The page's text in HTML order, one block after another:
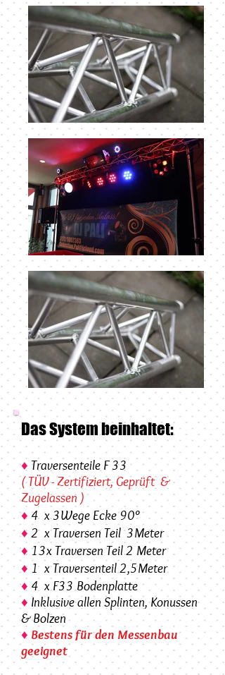
Das System beinhaltet:
♦ Traversenteile F 33
(TÜV - Zertifiziert, Geprüft &
Zugelassen )
♦ 4 x 3Wege Ecke 90°
♦ 2 x Traversen Teil 3Meter
♦ 13x Traversen Teil 2 Meter
♦ 1 x Traversenteil 2,5Meter
♦ 4 x F33 Bodenplatte
♦ Inklusive allen Splinten, Konussen
& Bolzen
♦ Bestens für den Messenbau
geeignet